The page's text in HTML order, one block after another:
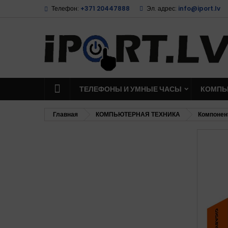
Телефон: +371 20447888 Эл. адрес: info@iport.lv
ТЕЛЕФОНЫ И УМНЫЕ ЧАСЫ
Главная КОМПЬЮТЕРНАЯ ТЕХНИКА